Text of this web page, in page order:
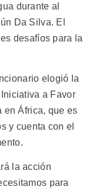
durante al
Da Silva. El
desafíos para la
elogió la
a Favor
en África, que es
y cuenta con el
la acción
para